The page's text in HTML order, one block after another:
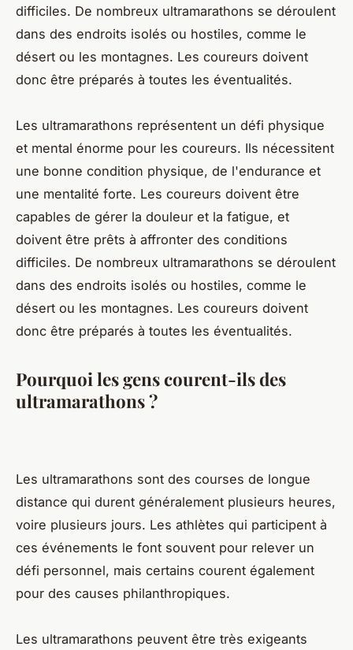
difficiles. De nombreux ultramarathons se déroulent
dans des endroits isolés ou hostiles, comme le
désert ou les montagnes. Les coureurs doivent
donc être préparés à toutes les éventualités.
Les ultramarathons représentent un défi physique
et mental énorme pour les coureurs. Ils nécessitent
une bonne condition physique, de l'endurance et
une mentalité forte. Les coureurs doivent être
capables de gérer la douleur et la fatigue, et
doivent être prêts à affronter des conditions
difficiles. De nombreux ultramarathons se déroulent
dans des endroits isolés ou hostiles, comme le
désert ou les montagnes. Les coureurs doivent
donc être préparés à toutes les éventualités.
Pourquoi les gens courent-ils des
ultramarathons ?
Les ultramarathons sont des courses de longue
distance qui durent généralement plusieurs heures,
voire plusieurs jours. Les athlètes qui participent à
ces événements le font souvent pour relever un
défi personnel, mais certains courent également
pour des causes philanthropiques.
Les ultramarathons peuvent être très exigeants